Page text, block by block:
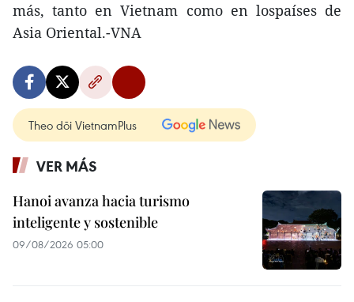
más, tanto en Vietnam como en lospaíses de
Asia Oriental.-VNA
Theo dõi VietnamPlus
VER MÁS
Hanoi avanza hacia turismo
inteligente y sostenible
09/08/2026 05:00